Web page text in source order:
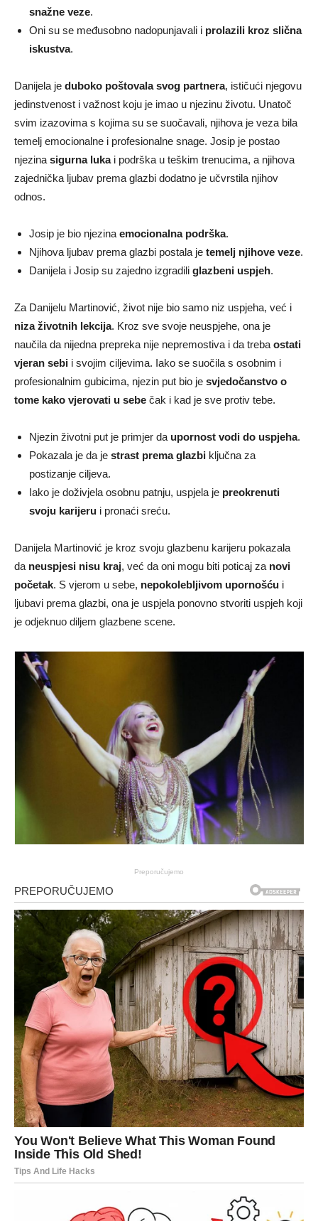
snažne veze.
Oni su se međusobno nadopunjavali i prolazili kroz slična
iskustva.
Danijela je duboko poštovala svog partnera, ističući njegovu
jedinstvenost i važnost koju je imao u njezinu životu. Unatoč
svim izazovima s kojima su se suočavali, njihova je veza bila
temelj emocionalne i profesionalne snage. Josip je postao
njezina sigurna lukai podrška u teškim trenucima, a njihova
zajednička ljubav prema glazbi dodatno je učvrstila njihov
odnos.
Josip je bio njezina emocionalna podrška.
Njihova ljubav prema glazbi postala je temelj njihove veze.
Danijela i Josip su zajedno izgradili glazbeni uspjeh.
Za Danijelu Martinović, život nije bio samo niz uspjeha, već i
niza životnih lekcija. Kroz sve svoje neuspjehe, ona je
naučila da nijedna prepreka nije nepremostiva i da treba ostati
vjeran sebi i svojim ciljevima. Iako se suočila s osobnim i
profesionalnim gubicima, njezin put bio je svjedočanstvo o
tome kako vjerovati u sebe čak i kad je sve protiv tebe.
Njezin životni put je primjer da upornost vodi do uspjeha.
Pokazala je da je strast prema glazbi ključna za
postizanje ciljeva.
Iako je doživjela osobnu patnju, uspjela je preokrenuti
svoju karijeru i pronaći sreću.
Danijela Martinović je kroz svoju glazbenu karijeru pokazala
da neuspjesi nisu kraj, već da oni mogu biti poticaj za novi
početak. S vjerom u sebe, nepokolebljivom upornošću i
ljubavi prema glazbi, ona je uspjela ponovno stvoriti uspjeh koji
je odjeknuo diljem glazbene scene.
Preporučujemo